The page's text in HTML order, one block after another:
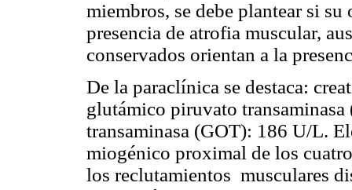
miembros, se debe plantear si
presencia de atrofia muscular,
conservados orientan a la
De la paraclínica se destaca:
glutámico piruvato
transaminasa (GOT): 186 U/L.
miogénico proximal de los
los reclutamientos musculares